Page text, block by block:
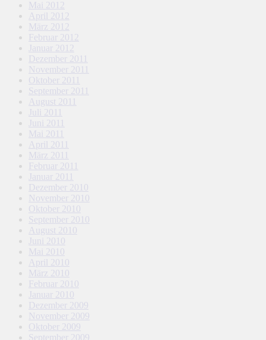
Mai 2012
April 2012
März 2012
Februar 2012
Januar 2012
Dezember 2011
November 2011
Oktober 2011
September 2011
August 2011
Juli 2011
Juni 2011
Mai 2011
April 2011
März 2011
Februar 2011
Januar 2011
Dezember 2010
November 2010
Oktober 2010
September 2010
August 2010
Juni 2010
Mai 2010
April 2010
März 2010
Februar 2010
Januar 2010
Dezember 2009
November 2009
Oktober 2009
September 2009